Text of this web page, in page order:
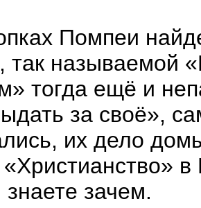
Помпеи
так называемой
тогда ещё и
за своё»,
их дело
в
зачем.